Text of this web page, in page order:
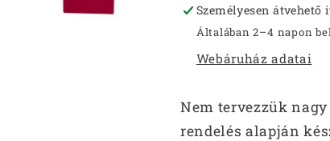
csökkentése
Személyesen
Általában 2–4 napon
Webáruház adatai
Nem tervezzük
rendelés alapján